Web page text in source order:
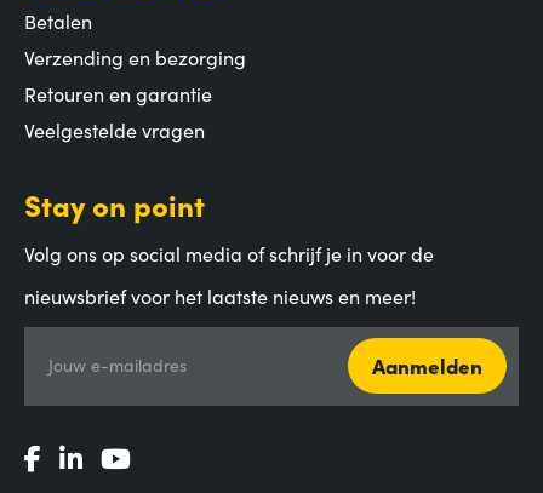
Betalen
Verzending en bezorging
Retouren en garantie
Veelgestelde vragen
Stay on point
Volg ons op social media of schrijf je in voor de
nieuwsbrief voor het laatste nieuws en meer!
Jouw e-mailadres Aanmelden